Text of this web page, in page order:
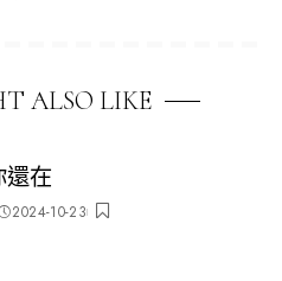
ALSO LIKE
還在
2024-10-23